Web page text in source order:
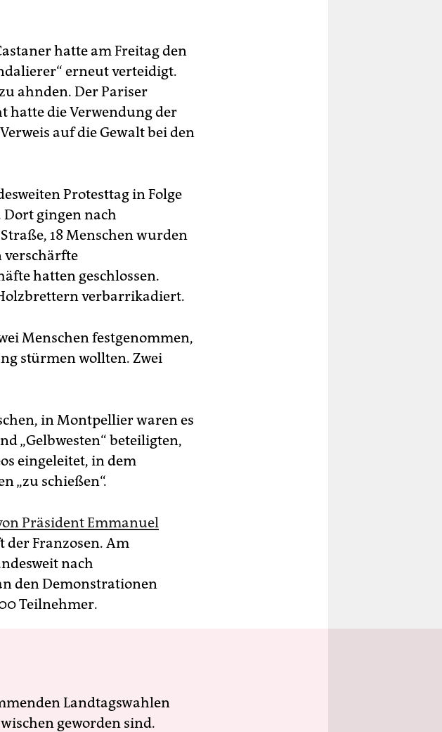
hatte am Freitag den
erneut verteidigt.
ahnden. Der Pariser
hatte die Verwendung der
auf die Gewalt bei den
Protesttag in Folge
Dort gingen nach
18 Menschen wurden
verschärfte
hatten geschlossen.
verbarrikadiert.
Menschen festgenommen,
stürmen wollten. Zwei
in Montpellier waren es
„Gelbwesten“ beteiligten,
eingeleitet, in dem
„zu schießen“.
Präsident Emmanuel
Franzosen. Am
nach
den Demonstrationen
Teilnehmer.
Landtagswahlen
geworden sind.